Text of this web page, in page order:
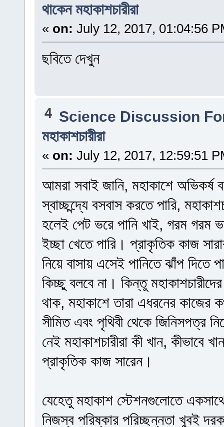
থাকেন মহাকাশচারীরা
« on: July 12, 2017, 01:04:56
ছবিতে দেখুন
4 Science Discussion
মহাকাশচারীরা
« on: July 12, 2017, 12:59:51
আমরা সবাই জানি, মহাকাশে
স্বাচ্ছন্দ্যে বসবাস করতে পারি,
হলেই পেট ভরে পানি খাই, গরম গরম
ইচ্ছা খেতে পারি। প্রাকৃতিক কাজ
নিয়ে বাসায় এসেই পানিতে ঝাঁপ
কিচ্ছু বলবে না। কিন্তু
থাক, মহাকাশে তারা এধরনের কাজের
সীমিত এবং পৃথিবী থেকে জিনিসপত্র
নেই মহাকাশচারীরা কী খান, কীভাবে
প্রাকৃতিক কাজ সারেন।
যেহেতু মহাকাশ স্টেশনগুলোতে
নিজস্ব পরিষ্কার পরিচ্ছন্নতা খুবই